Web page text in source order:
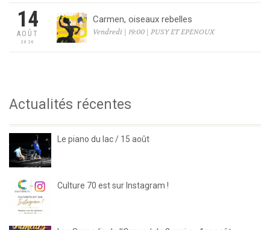
14
AOÛT
2026
Carmen, oiseaux rebelles
Vendredi | 19:00 | PUSY ET EPENOUX
Actualités récentes
Le piano du lac / 15 août
Culture 70 est sur Instagram !